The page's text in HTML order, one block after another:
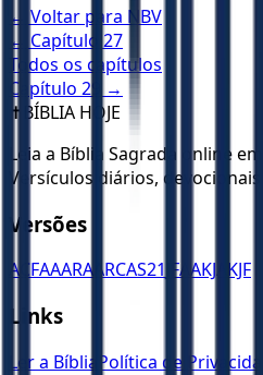
← Voltar para NBV
← Capítulo 27
Todos os capítulos
Capítulo 29
→
✝️ BÍBLIA HOJE
Leia a Bíblia Sagrada online
Versículos diários,
Versões
ACFAAARA ARCAS21 JFAAKJA KJF
Links
Ler a Bíblia Política de